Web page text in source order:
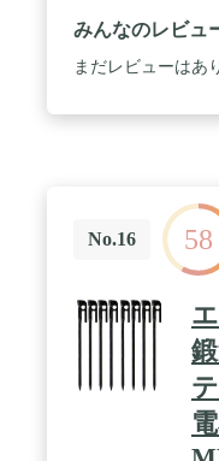
理・持ち運びでき
仕切り付きの3段
く、擦れや傷つき
みんなのレビュ
まだレビューはあ
No.16 58